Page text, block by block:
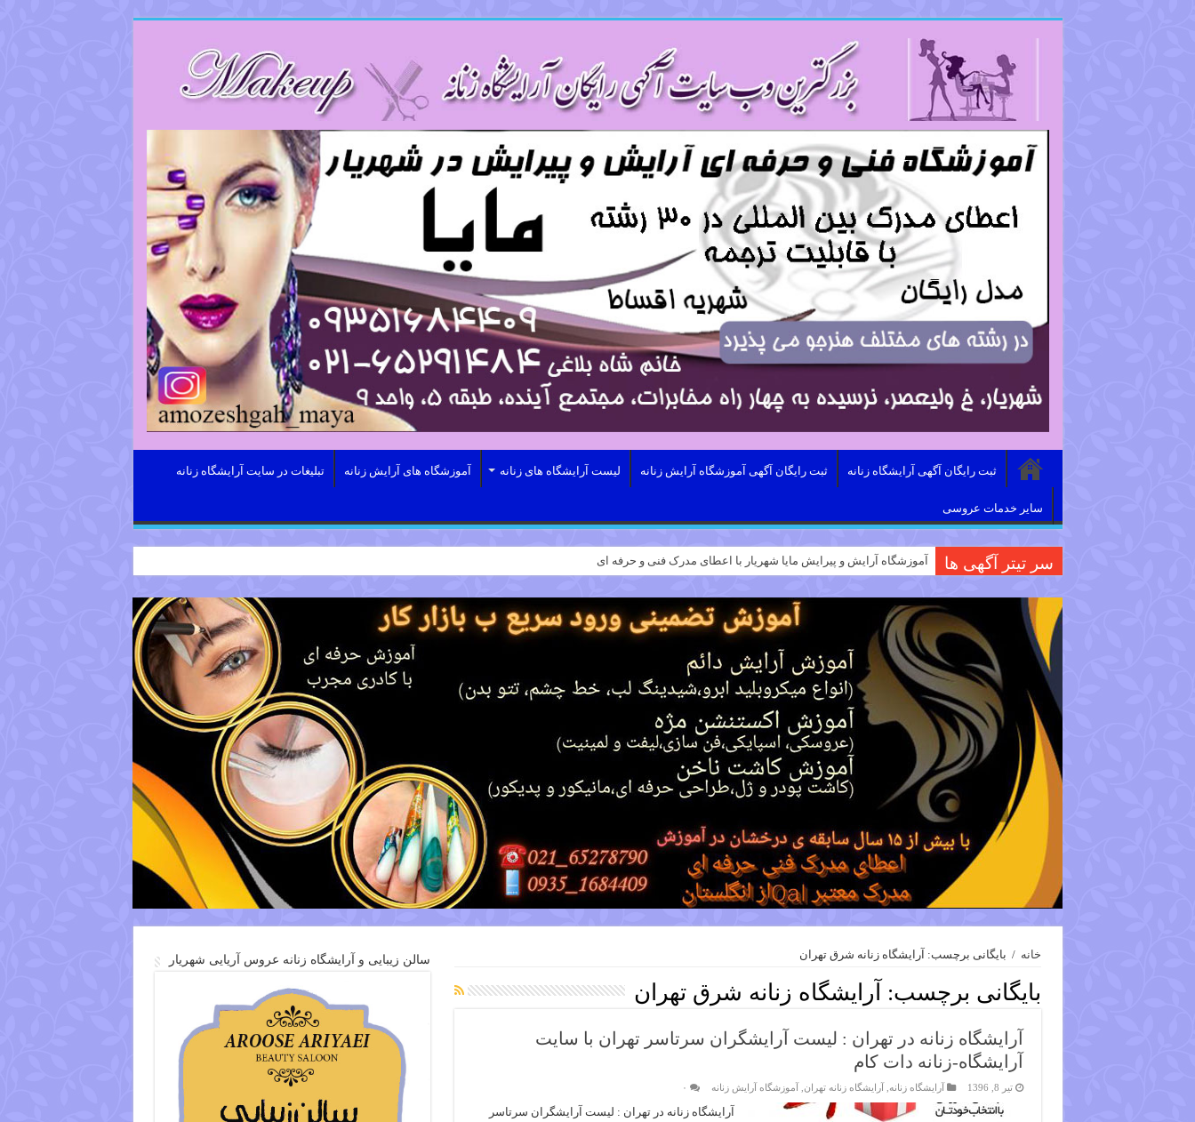
ثبت رایگان آگهی آرایشگاه زنانه ثبت رایگان آگهی آموزشگاه آرایش زنانه لیست آرایشگاه های زنانه آموزشگاه های آرایش زنانه تبلیغات در سایت آرایشگاه زنانه
سایر خدمات عروسی
سر تیتر آگهی ها آموزشگاه آرایش و پیرایش مایا شهریار با اعطای مدرک فنی و حرفه ای
خانه / بایگانی برچسب: آرایشگاه زنانه شرق تهران
بایگانی برچسب: آرایشگاه زنانه شرق تهران
آرایشگاه زنانه در تهران : لیست آرایشگران سرتاسر تهران با سایت
آرایشگاه-زنانه دات کام
تیر 8, 1396 آرایشگاه زنانه ,آرایشگاه زنانه تهران ,آموزشگاه آرایش زنانه ۰
آرایشگاه زنانه در تهران : لیست آرایشگران سرتاسر
سالن زیبایی و آرایشگاه زنانه عروس آریایی شهریار